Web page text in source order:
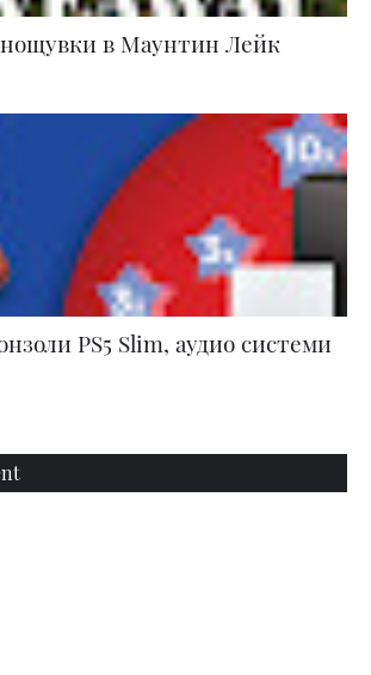
в Маунтин Лейк
PS5 Slim, аудио системи